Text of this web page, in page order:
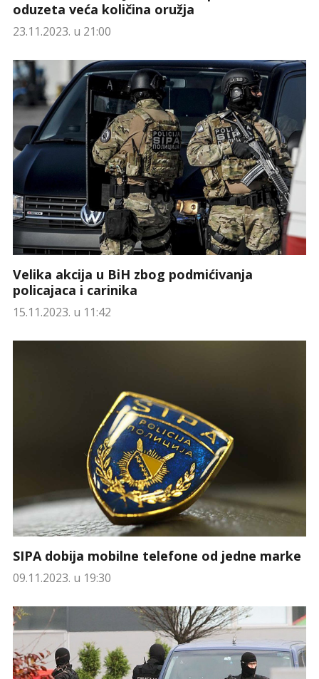
oduzeta veća količina oružja
23.11.2023. u 21:00
Velika akcija u BiH zbog podmićivanja
policajaca i carinika
15.11.2023. u 11:42
SIPA dobija mobilne telefone od jedne marke
09.11.2023. u 19:30